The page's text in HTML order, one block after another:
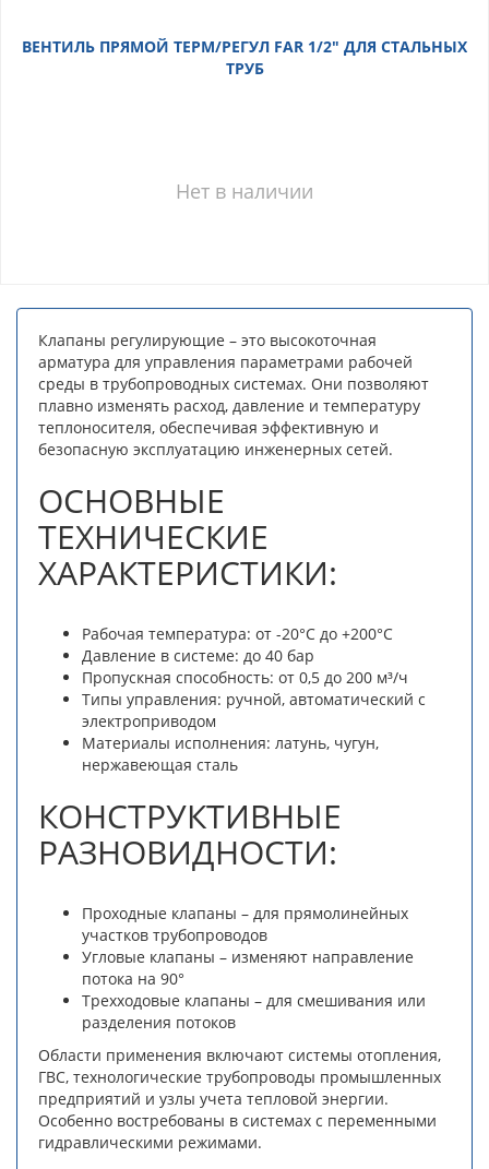
ВЕНТИЛЬ ПРЯМОЙ ТЕРМ/РЕГУЛ FAR 1/2" ДЛЯ СТАЛЬНЫХ
ТРУБ
Нет в наличии
Клапаны регулирующие – это высокоточная
арматура для управления параметрами рабочей
среды в трубопроводных системах. Они позволяют
плавно изменять расход, давление и температуру
теплоносителя, обеспечивая эффективную и
безопасную эксплуатацию инженерных сетей.
ОСНОВНЫЕ
ТЕХНИЧЕСКИЕ
ХАРАКТЕРИСТИКИ:
Рабочая температура: от -20°C до +200°C
Давление в системе: до 40 бар
Пропускная способность: от 0,5 до 200 м³/ч
Типы управления: ручной, автоматический с
электроприводом
Материалы исполнения: латунь, чугун,
нержавеющая сталь
КОНСТРУКТИВНЫЕ
РАЗНОВИДНОСТИ:
Проходные клапаны – для прямолинейных
участков трубопроводов
Угловые клапаны – изменяют направление
потока на 90°
Трехходовые клапаны – для смешивания или
разделения потоков
Области применения включают системы отопления,
ГВС, технологические трубопроводы промышленных
предприятий и узлы учета тепловой энергии.
Особенно востребованы в системах с переменными
гидравлическими режимами.